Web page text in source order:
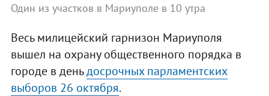
Один из участков в Мариуполе в 10 утра
Весь милицейский гарнизон Мариуполя
вышел на охрану общественного порядка в
городе в деньдосрочных парламентских
выборов 26 октября.